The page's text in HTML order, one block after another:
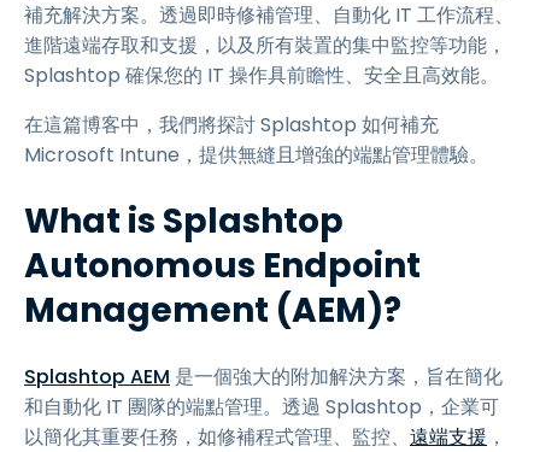
補充解決方案。透過即時修補管理、自動化 IT 工作流程、
進階遠端存取和支援，以及所有裝置的集中監控等功能，
Splashtop 確保您的 IT 操作具前瞻性、安全且高效能。
在這篇博客中，我們將探討 Splashtop 如何補充
Microsoft Intune，提供無縫且增強的端點管理體驗。
What is Splashtop
Autonomous Endpoint
Management (AEM)?
Splashtop AEM 是一個強大的附加解決方案，旨在簡化
和自動化 IT 團隊的端點管理。透過 Splashtop，企業可
以簡化其重要任務，如修補程式管理、監控、 遠端支援 ，